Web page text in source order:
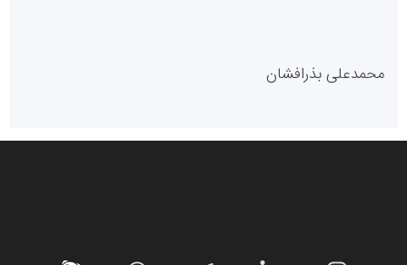
پایگاه خبری گفتمان یزد
محمدعلی بذرافشان